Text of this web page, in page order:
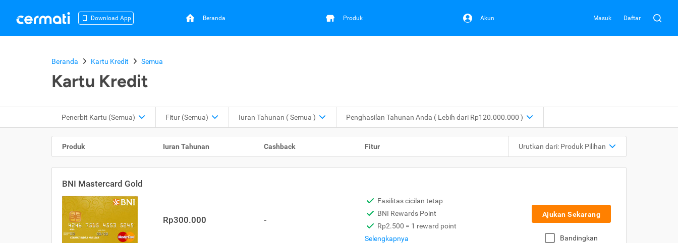
Download App Beranda Produk Akun Masuk Daftar
Beranda Kartu Kredit Semua
Kartu Kredit
Penerbit Kartu (Semua) Fitur (Semua) Iuran Tahunan ( Semua ) Penghasilan Tahunan Anda ( Lebih dari Rp120.000.000 )
Produk Iuran Tahunan Cashback Fitur Urutkan dari: Produk Pilihan
BNI Mastercard Gold
Rp300.000 -
Fasilitas cicilan tetap
BNI Rewards Point
Rp2.500 = 1 reward point
Selengkapnya
Ajukan Sekarang
Bandingkan